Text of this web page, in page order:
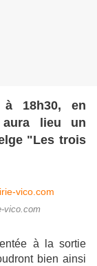
à 18h30, en
aura lieu un
"Les trois
vico.com
à la sortie
bien ainsi